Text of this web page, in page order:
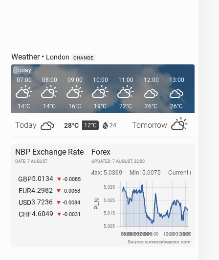
Weather• London CHANGE
Today
07:00
14°C
Today 28°C 12°C 24 Tomorrow
08:00
14°C
09:00
16°C
10:00
19°C
11:00
22°C
12:00
26°C
13:00
26°C
NBP Exchange Rate
DATE: 7 AUGUST
GBP5.0134 -0.0085
EUR4.2982 -0.0068
USD3.7236 -0.0084
CHF4.6049 -0.0031
Forex
UPDATED: 7 AUGUST, 22:00
Source: currencybeacon.com